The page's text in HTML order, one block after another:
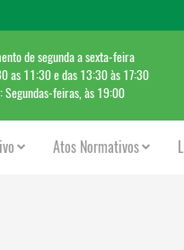
de segunda a sexta-feira
as 11:30 e das 13:30 às 17:30
Segundas-feiras, às 19:00
Atos Normativos